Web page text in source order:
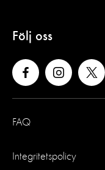
Följ oss
FAQ
Integritetspolicy